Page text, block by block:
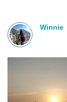
Winnie